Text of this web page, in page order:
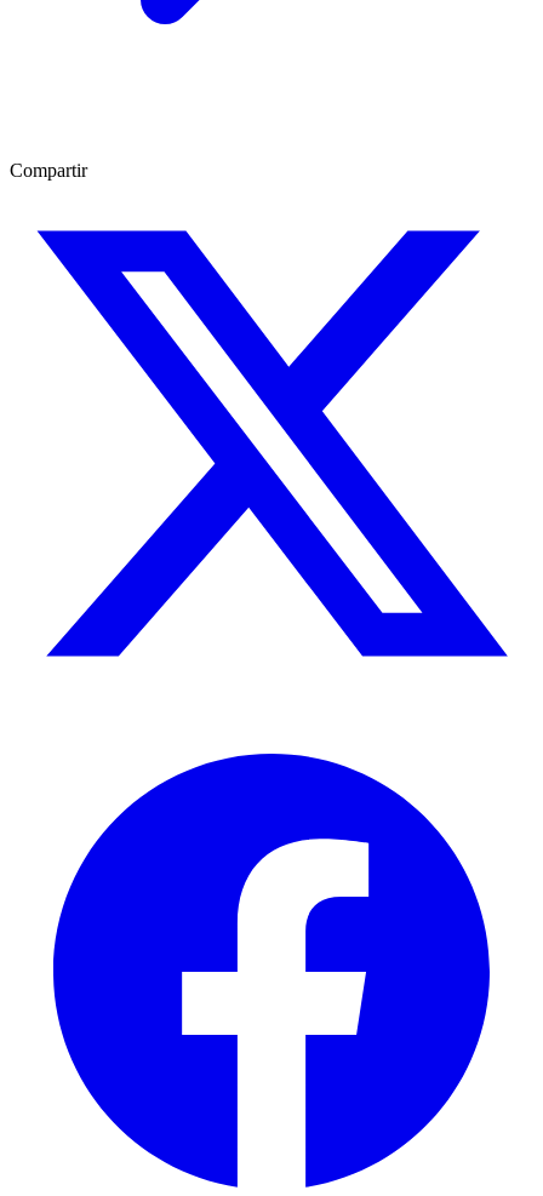
Compartir